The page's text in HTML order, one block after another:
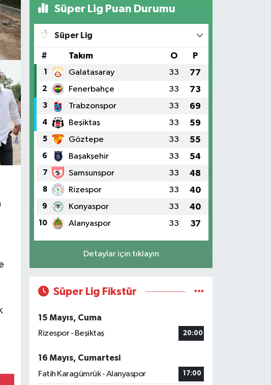
Süper Lig Puan Durumu
Süper Lig
# Takım O P
1 Galatasaray 33 77
2 Fenerbahçe 33 73
3 Trabzonspor 33 69
4 Beşiktaş 33 59
5 Göztepe 33 55
6 Başakşehir 33 54
7 Samsunspor 33 48
8 Rizespor 33 40
9 Konyaspor 33 40
10 Alanyaspor 33 37
Detaylar için tıklayın
Süper Lig Fikstür
15 Mayıs, Cuma
Rizespor - Beşiktaş
20:00
16 Mayıs, Cumartesi
Fatih Karagümrük - Alanyaspor
17:00